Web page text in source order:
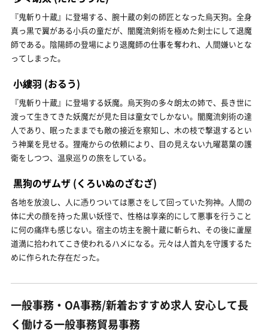
『鬼斬り十蔵』に登場する、腕十蔵の剣の師匠となった烏天狗。全身
真っ黒で翼がある小兵の童だが、闇魔流剣術を極めた剣士にして退魔
師である。陰陽師の登場により退魔師の仕事を奪われ、人間嫌いとな
ってしまった。
小縷羽 (おるう)
『鬼斬り十蔵』に登場する妖魔。烏天狗の多々朗太の姉で、長き世に
渡って生きてきた妖魔だが見た目は童女でしかない。闇魔流剣術の達
人であり、眠ったままでも敵の接近を察知し、木の枝で撃退するとい
う神業を見せる。狸庵からの依頼により、目の見えない九曜葛葉の護
衛をしつつ、温泉巡りの旅をしている。
黒狗のザムザ (くろいぬのざむざ)
各地を放浪し、人に憑りついては悪さをして回っていた狗神。人間の
体に犬の顔を持った黒い妖怪で、性格は享楽的にして悪事を行うこと
に何の痛痒も感じない。宿主の坊主を腕十蔵に斬られ、その後に蘆屋
道満に拾われてこき使われるハメになる。元々は人首丸を守護するた
めに作られた存在だった。
一般事務・OA事務/新着おすすめ求人 安心して長
く働ける一般事務貿易事務